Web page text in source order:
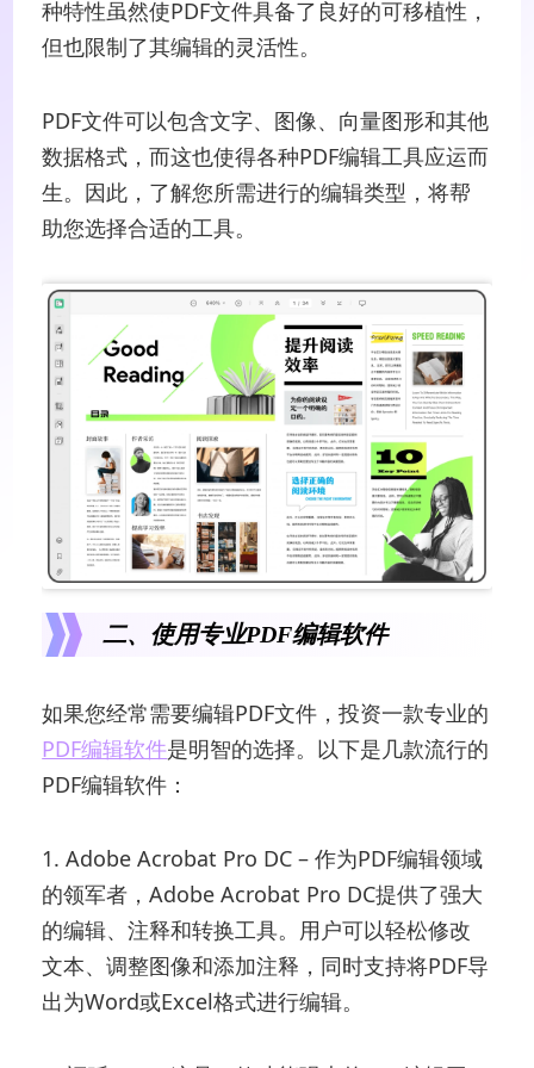
种特性虽然使PDF文件具备了良好的可移植性，
但也限制了其编辑的灵活性。
PDF文件可以包含文字、图像、向量图形和其他
数据格式，而这也使得各种PDF编辑工具应运而
生。因此，了解您所需进行的编辑类型，将帮
助您选择合适的工具。
二、使用专业PDF编辑软件
如果您经常需要编辑PDF文件，投资一款专业的
PDF编辑软件是明智的选择。以下是几款流行的
PDF编辑软件：
1. Adobe Acrobat Pro DC – 作为PDF编辑领域
的领军者，Adobe Acrobat Pro DC提供了强大
的编辑、注释和转换工具。用户可以轻松修改
文本、调整图像和添加注释，同时支持将PDF导
出为Word或Excel格式进行编辑。